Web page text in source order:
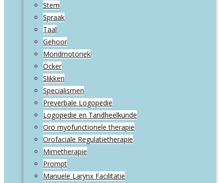
Stem
Spraak
Taal
Gehoor
Mondmotoriek
Öcker
Slikken
Specialismen
Preverbale Logopedie
Logopedie en Tandheelkunde
Oro myofunctionele therapie
Orofaciale Regulatietherapie
Mimetherapie
Prompt
Manuele Larynx Facilitatie